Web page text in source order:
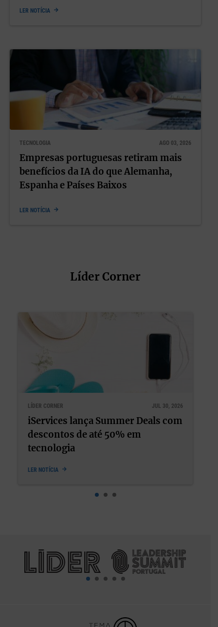
LER NOTÍCIA
TECNOLOGIA AGO 03, 2026
Empresas portuguesas retiram mais
benefícios da IA do que Alemanha,
Espanha e Países Baixos
LER NOTÍCIA
Líder Corner
30, 2026
com
Bem-estar e performance nunca
deveriam ter sido opostos
LER NOTÍCIA